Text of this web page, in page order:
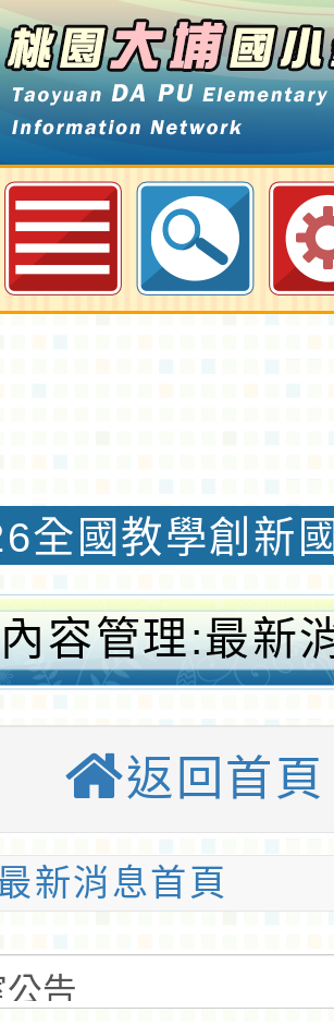
師輔導特教研習-桃園
國際認證獎榮
內容管理:最新
埔國小全球資
優質國小
返回首頁
新消息首頁